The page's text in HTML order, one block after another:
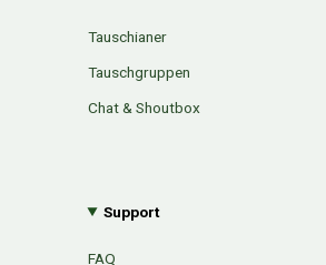
Tauschianer
Tauschgruppen
Chat & Shoutbox
Support
FAQ